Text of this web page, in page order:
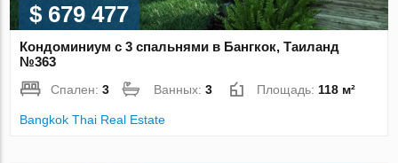
$ 679 477
Кондоминиум с 3 спальнями в Бангкок, Таиланд
№363
Спален:3 Ванных:3 Площадь: 118 м²
Bangkok Thai Real Estate